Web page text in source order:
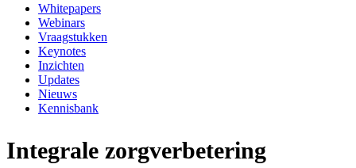
Whitepapers
Webinars
Vraagstukken
Keynotes
Inzichten
Updates
Nieuws
Kennisbank
Integrale zorgverbetering